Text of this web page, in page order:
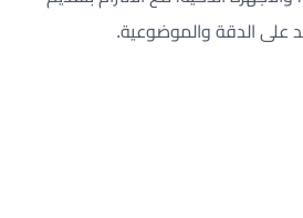
الدقة والموضوعية.